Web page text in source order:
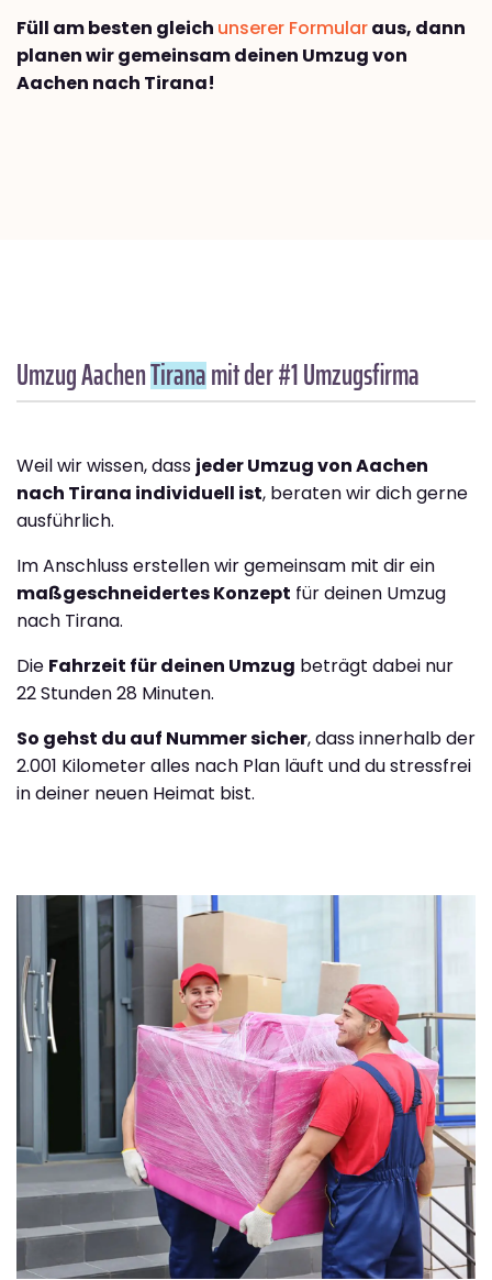
Füll am besten gleich unserer Formularaus, dann
planen wir gemeinsam deinen Umzug von
Aachen nach Tirana!
Umzug AachenTiranamit der #1 Umzugsfirma
Weil wir wissen, dass jeder Umzug von Aachen
nach Tirana individuell ist, beraten wir dich gerne
ausführlich.
Im Anschluss erstellen wir gemeinsam mit dir ein
maßgeschneidertes Konzept für deinen Umzug
nach Tirana.
Die Fahrzeit für deinen Umzug beträgt dabei nur
22 Stunden 28 Minuten.
So gehst du auf Nummer sicher, dass innerhalb der
2.001 Kilometer alles nach Plan läuft und du stressfrei
in deiner neuen Heimat bist.